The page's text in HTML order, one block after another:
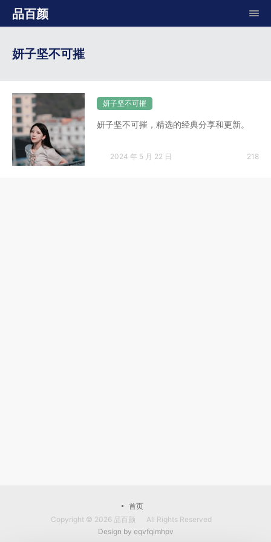
品百颜
妍子坚不可摧
妍子坚不可摧
妍子坚不可摧，精选的经典分享和更新。
2024 年 5 月 22 日 218
首页
Copyright © 2026 品百颜
All Rights Reserved
Design by eqvfqimhpv